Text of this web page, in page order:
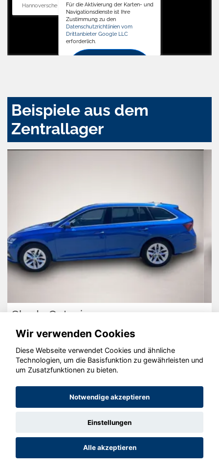
Hannoversche Str. 34, 31688 Nienstädt
Für die Aktivierung der Karten- und
Navigationsdienste ist Ihre
Zustimmung zu den
Datenschutzrichtlinien vom
Drittanbieter Google LLC
erforderlich.
Beispiele aus dem
Zentrallager
Volkswagen T7 California
© konjunkturmotor.de GmbH 2020 - 2026
Wir verwenden Cookies
Diese Webseite verwendet Cookies und ähnliche
Technologien, um die Basisfunktion zu gewährleisten und
um Zusatzfunktionen zu bieten.
Notwendige akzeptieren
Einstellungen
Alle akzeptieren